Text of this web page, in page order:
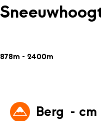
878m - 2400m
Berg - cm